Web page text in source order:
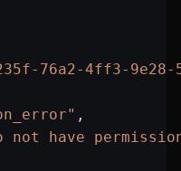
76a2-4ff3-9e28-
,
not have